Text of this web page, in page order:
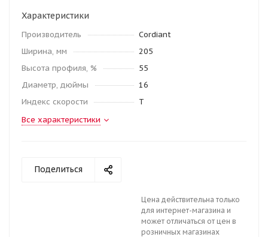
Характеристики
Производитель
Cordiant
Ширина, мм
205
Высота профиля, %
55
Диаметр, дюймы
16
Индекс скорости
T
Все характеристики
Поделиться
Цена действительна только
для интернет-магазина и
может отличаться от цен в
розничных магазинах